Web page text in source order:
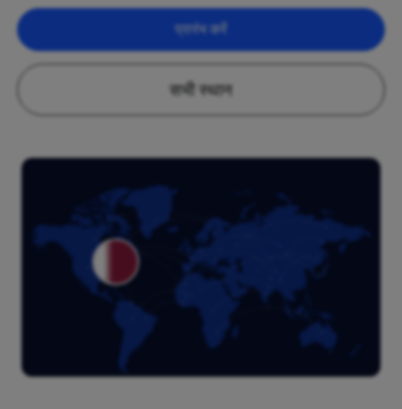
प्रारंभ करें
सभी स्थान